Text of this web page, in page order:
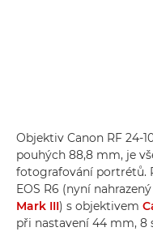
Objektiv Canon RF 24-
pouhých 88,8 mm, je
fotografování portrétů.
EOS R6 (nyní
Mark III) s objektivem
při nastavení 44 mm, 8